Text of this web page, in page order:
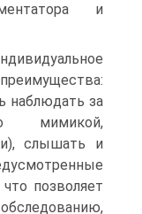
и
наблюдать за
мимикой,
слышать и
позволяет